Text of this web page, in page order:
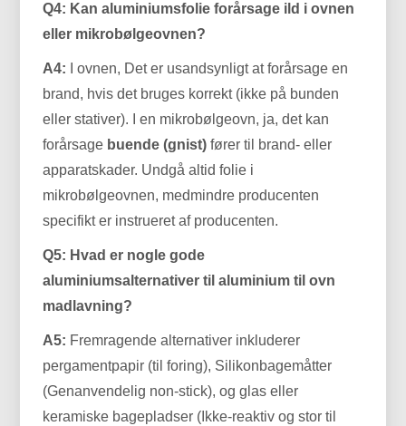
Q4: Kan aluminiumsfolie forårsage ild i ovnen
eller mikrobølgeovnen?
A4: I ovnen, Det er usandsynligt at forårsage en
brand, hvis det bruges korrekt (ikke på bunden
eller stativer). I en mikrobølgeovn, ja, det kan
forårsage buende (gnist) fører til brand- eller
apparatskader. Undgå altid folie i
mikrobølgeovnen, medmindre producenten
specifikt er instrueret af producenten.
Q5: Hvad er nogle gode
aluminiumsalternativer til aluminium til ovn
madlavning?
A5: Fremragende alternativer inkluderer
pergamentpapir (til foring), Silikonbagemåtter
(Genanvendelig non-stick), og glas eller
keramiske bagepladser (Ikke-reaktiv og stor til